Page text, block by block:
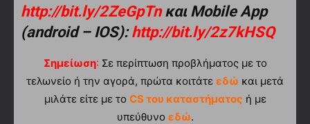
http://bit.ly/2ZeGpTnκαι Mobile App
(android – IOS):http://bit.ly/2z7kHSQ
Σημείωση: Σε περίπτωση προβλήματος με το
τελωνείο ή την αγορά, πρώτα κοιτάτε εδώ και μετά
μιλάτε είτε με το CS του καταστήματος ή με
υπεύθυνο εδώ.